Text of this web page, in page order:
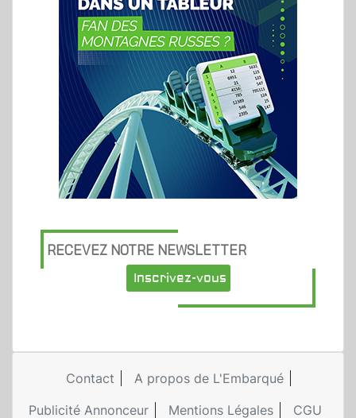
RECEVEZ NOTRE NEWSLETTER
Inscrivez-vous
Contact
A propos de L'Embarqué
Publicité Annonceur
Mentions Légales CGU